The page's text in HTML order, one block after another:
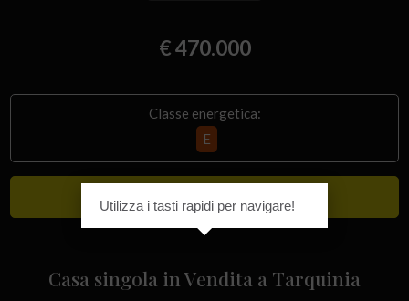
€ 470.000
Classe energetica:
E
Lusso
Casa singola in Vendita a Tarquinia
Utilizza i tasti rapidi per navigare!